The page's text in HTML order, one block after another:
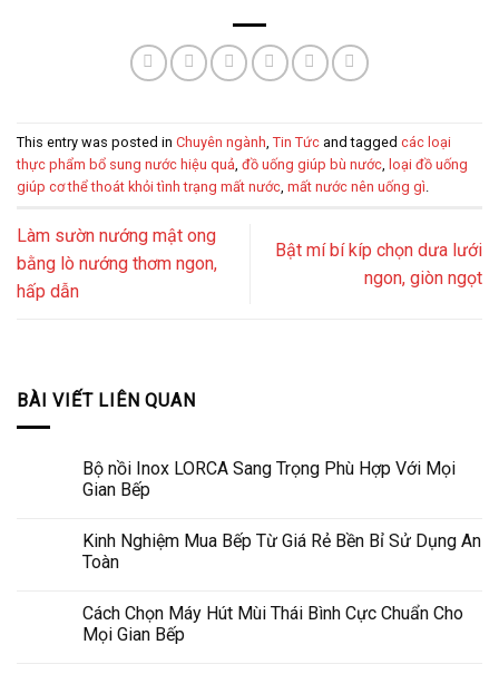
This entry was posted in Chuyên ngành Tin Tức and tagged các loại
thực phẩm bổ sung nước hiệu quả đồ uống giúp bù nước loại đồ uống
giúp cơ thể thoát khỏi tình trạng mất nước mất nước nên uống gì
Làm sườn nướng mật ong
bằng lò nướng thơm ngon,
hấp dẫn
Bật mí bí kíp chọn dưa lưới
ngon, giòn ngọt
BÀI VIẾT LIÊN QUAN
Bộ nồi Inox LORCA Sang Trọng Phù Hợp Với Mọi
Gian Bếp
Kinh Nghiệm Mua Bếp Từ Giá Rẻ Bền Bỉ Sử Dụng An
Toàn
Cách Chọn Máy Hút Mùi Thái Bình Cực Chuẩn Cho
Mọi Gian Bếp